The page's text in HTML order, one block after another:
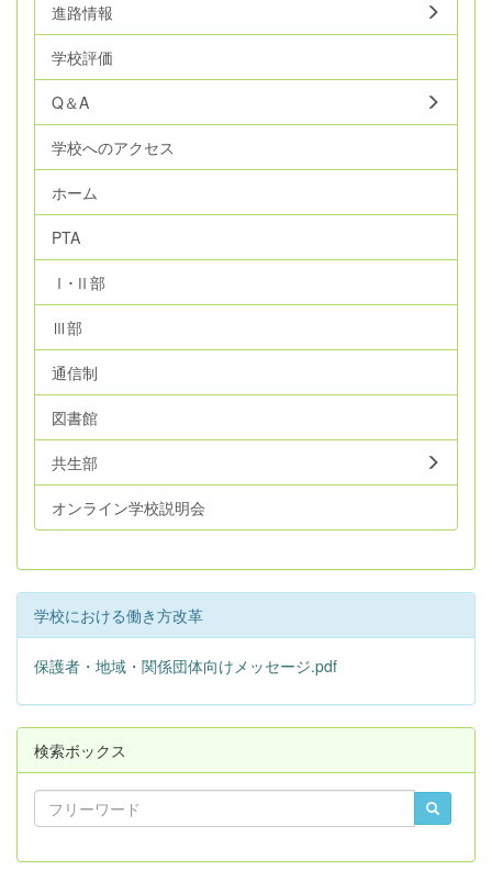
進路情報
学校評価
Q＆A
学校へのアクセス
ホーム
PTA
Ⅰ･Ⅱ部
Ⅲ部
通信制
図書館
共生部
オンライン学校説明会
学校における働き方改革
保護者・地域・関係団体向けメッセージ.pdf
検索ボックス